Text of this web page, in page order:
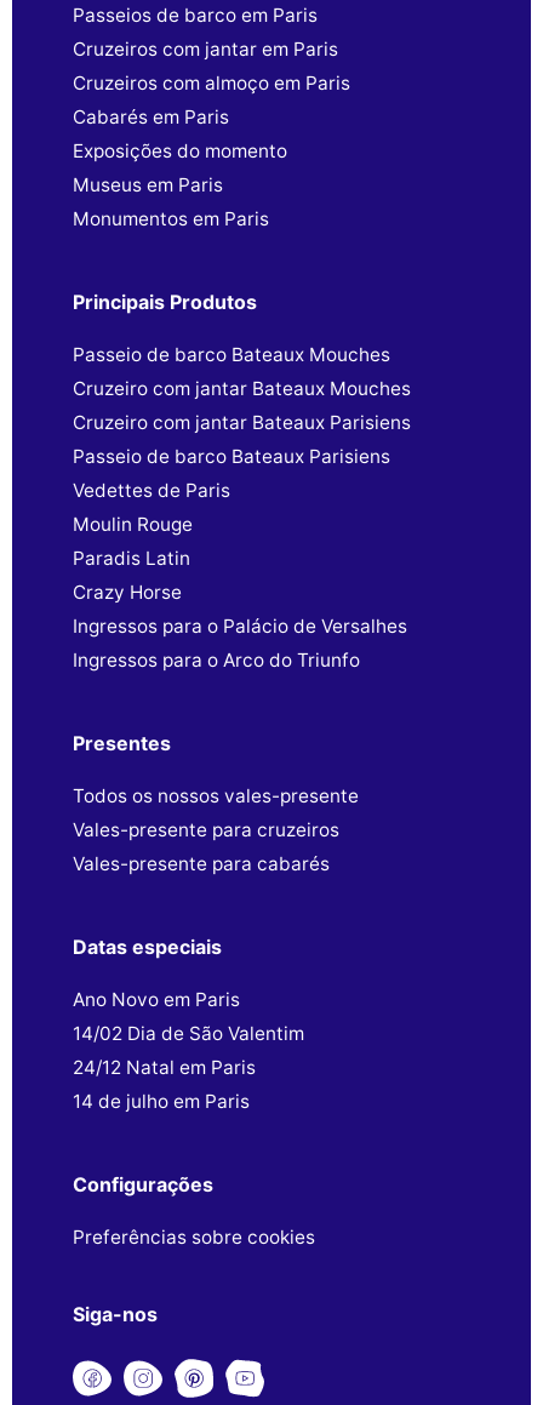
Passeios de barco em Paris
Cruzeiros com jantar em Paris
Cruzeiros com almoço em Paris
Cabarés em Paris
Exposições do momento
Museus em Paris
Monumentos em Paris
Principais Produtos
Passeio de barco Bateaux Mouches
Cruzeiro com jantar Bateaux Mouches
Cruzeiro com jantar Bateaux Parisiens
Passeio de barco Bateaux Parisiens
Vedettes de Paris
Moulin Rouge
Paradis Latin
Crazy Horse
Ingressos para o Palácio de Versalhes
Ingressos para o Arco do Triunfo
Presentes
Todos os nossos vales-presente
Vales-presente para cruzeiros
Vales-presente para cabarés
Datas especiais
Ano Novo em Paris
14/02 Dia de São Valentim
24/12 Natal em Paris
14 de julho em Paris
Configurações
Preferências sobre cookies
Siga-nos